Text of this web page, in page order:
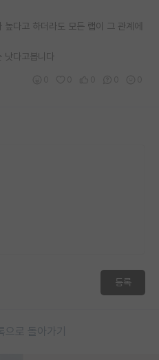
다고 하더라도 모든 랩이 그 관계에
다고봅니다
등록
으로 돌아가기